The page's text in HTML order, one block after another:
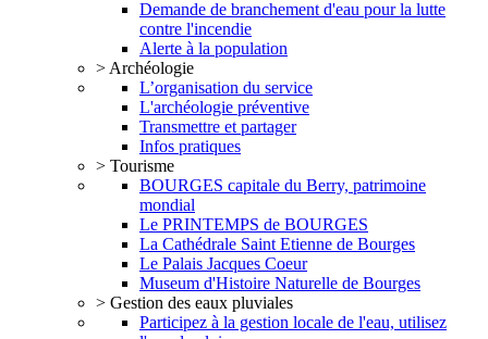
Demande de branchement d'eau pour la lutte
contre l'incendie
Alerte à la population
> Archéologie
L’organisation du service
L'archéologie préventive
Transmettre et partager
Infos pratiques
> Tourisme
BOURGES capitale du Berry, patrimoine
mondial
Le PRINTEMPS de BOURGES
La Cathédrale Saint Etienne de Bourges
Le Palais Jacques Coeur
Museum d'Histoire Naturelle de Bourges
> Gestion des eaux pluviales
Participez à la gestion locale de l'eau, utilisez